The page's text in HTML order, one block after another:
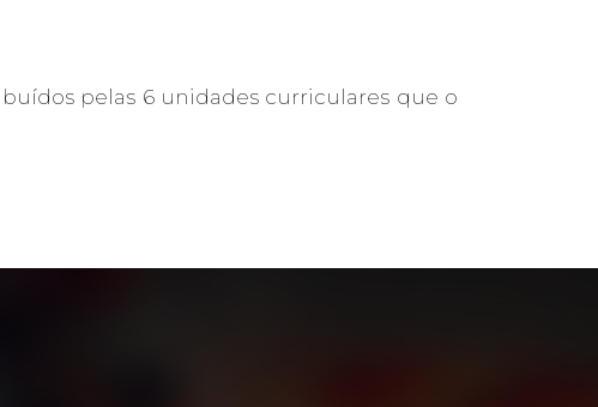
pelas 6 unidades curriculares que o